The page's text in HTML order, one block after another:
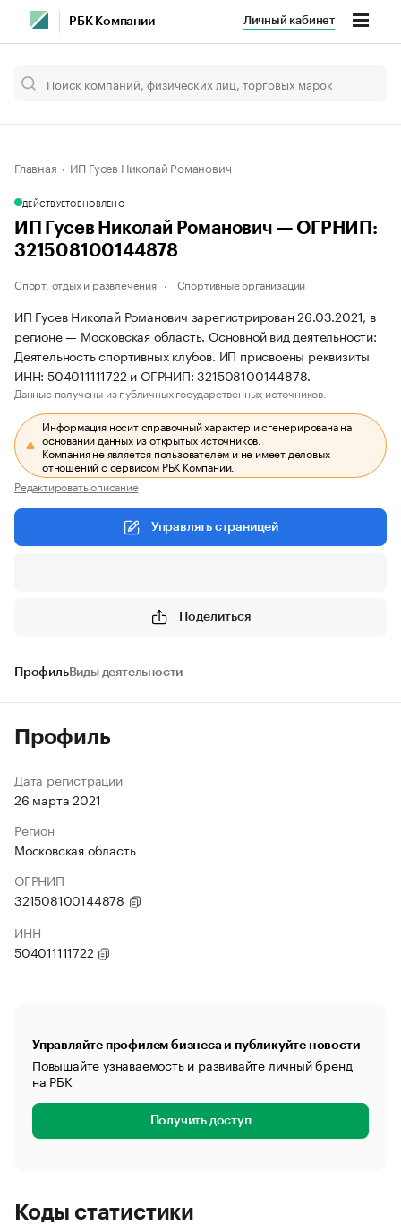
РБК Компании Личный кабинет
Главная ИП Гусев Николай Романович
ДЕЙСТВУЕТОБНОВЛЕНО
ИП Гусев Николай Романович — ОГРНИП:
321508100144878
Спорт, отдых и развлечения Спортивные организации
ИП Гусев Николай Романович зарегистрирован 26.03.2021, в
регионе — Московская область. Основной вид деятельности:
Деятельность спортивных клубов. ИП присвоены реквизиты
ИНН: 504011111722 и ОГРНИП: 321508100144878.
Данные получены из публичных государственных источников.
Информация носит справочный характер и сгенерирована на
основании данных из открытых источников.
Компания не является пользователем и не имеет деловых
отношений с сервисом РБК Компании.
Редактировать описание
Управлять страницей
Поделиться
ПрофильВиды деятельности
Профиль
Дата регистрации
26 марта 2021
Регион
Московская область
ОГРНИП
321508100144878
ИНН
504011111722
Управляйте профилем бизнеса и публикуйте новости
Повышайте узнаваемость и развивайте личный бренд
на РБК
Получить доступ
Коды статистики